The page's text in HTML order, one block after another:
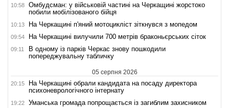
10:58
Омбудсман: у військовій частині на Черкащині жорстоко
побили мобілізованого бійця
10:13 На Черкащині п'яний мотоцикліст зіткнувся з мопедом
09:54 На Черкащині вилучили 700 метрів браконьєрських сіток
09:11
В одному із парків Черкас знову пошкодили
попереджувальну табличку
05 серпня 2026
20:15
На Черкащині обрали кандидата на посаду директора
психоневрологічного інтернату
19:22 Уманська громада попрощається із загиблим захисником